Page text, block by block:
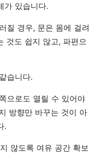
가 있습니다.
질 경우, 문은 몸에 걸려
것도 쉽지 않고, 파편으
습니다.
으로도 열릴 수 있어야
방향만 바꾸는 것이 아
.
않도록 여유 공간 확보